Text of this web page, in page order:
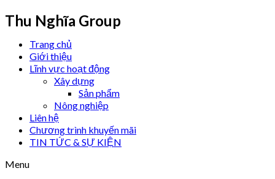
Thu Nghĩa Group
Trang chủ
Giới thiệu
Lĩnh vực hoạt động
Xây dựng
Sản phẩm
Nông nghiệp
Liên hệ
Chương trình khuyến mãi
TIN TỨC & SỰ KIỆN
Menu